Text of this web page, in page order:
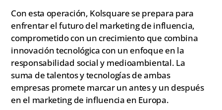
Con esta operación, Kolsquare se prepara para
enfrentar el futuro del marketing de influencia,
comprometido con un crecimiento que combina
innovación tecnológica con un enfoque en la
responsabilidad social y medioambiental. La
suma de talentos y tecnologías de ambas
empresas promete marcar un antes y un después
en el marketing de influencia en Europa.